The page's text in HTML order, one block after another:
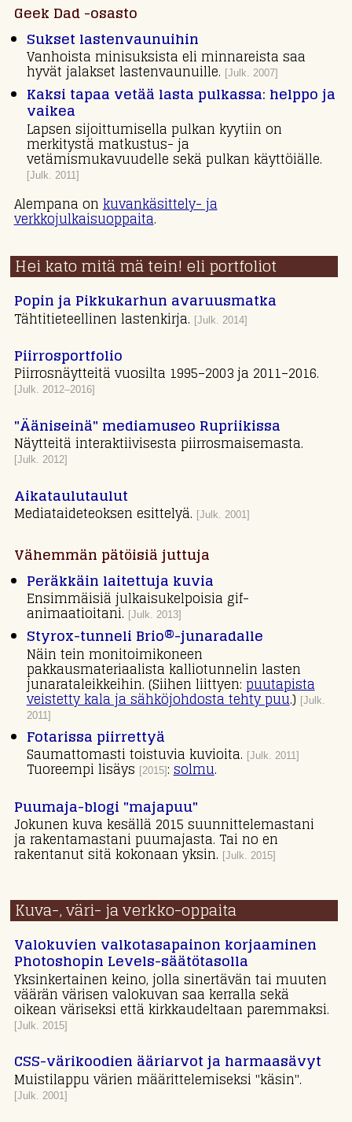
Geek Dad -osasto
Sukset lastenvaunuihin
Vanhoista minisuksista eli minnareista saa
hyvät jalakset lastenvaunuille. [Julk. 2007]
Kaksi tapaa vetää lasta pulkassa: helppo ja
vaikea
Lapsen sijoittumisella pulkan kyytiin on
merkitystä matkustus- ja
vetämismukavuudelle sekä pulkan käyttöiälle.
[Julk. 2011]
Alempana onkuvankäsittely- ja
verkkojulkaisuoppaita.
Hei kato mitä mä tein! eli portfoliot
Popin ja Pikkukarhun avaruusmatka
Tähtitieteellinen lastenkirja. [Julk. 2014]
Piirrosportfolio
Piirrosnäytteitä vuosilta 1995–2003 ja 2011–2016.
[Julk. 2012–2016]
"Ääniseinä" mediamuseo Rupriikissa
Näytteitä interaktiivisesta piirrosmaisemasta.
[Julk. 2012]
Aikataulutaulut
Mediataideteoksen esittelyä. [Julk. 2001]
Vähemmän pätöisiä juttuja
Peräkkäin laitettuja kuvia
Ensimmäisiä julkaisukelpoisia gif-
animaatioitani. [Julk. 2013]
Styrox-tunneli Brio®-junaradalle
Näin tein monitoimikoneen
pakkausmateriaalista kalliotunnelin lasten
junarataleikkeihin. (Siihen liittyen:puutapista
veistetty kala ja sähköjohdosta tehty puu.) [Julk.
2011]
Fotarissa piirrettyä
Saumattomasti toistuvia kuvioita. [Julk. 2011]
Tuoreempi lisäys [2015]:solmu.
Puumaja-blogi "majapuu"
Jokunen kuva kesällä 2015 suunnittelemastani
ja rakentamastani puumajasta. Tai no en
rakentanut sitä kokonaan yksin. [Julk. 2015]
Kuva-, väri- ja verkko-oppaita
Valokuvien valkotasapainon korjaaminen
Photoshopin Levels-säätötasolla
Yksinkertainen keino, jolla sinertävän tai muuten
väärän värisen valokuvan saa kerralla sekä
oikean väriseksi että kirkkaudeltaan paremmaksi.
[Julk. 2015]
CSS-värikoodien ääriarvot ja harmaasävyt
Muistilappu värien määrittelemiseksi "käsin".
[Julk. 2001]